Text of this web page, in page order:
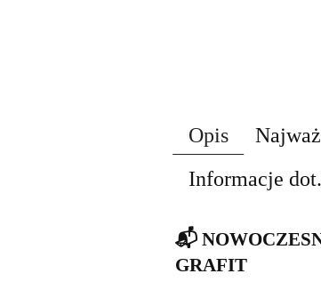
Opis
Informacje
📬
GRAFIT